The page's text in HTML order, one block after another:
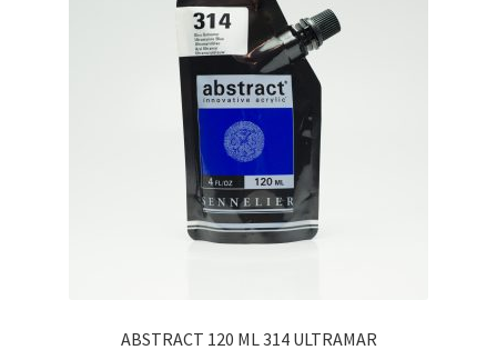
ABSTRACT 120 ML 314 ULTRAMAR